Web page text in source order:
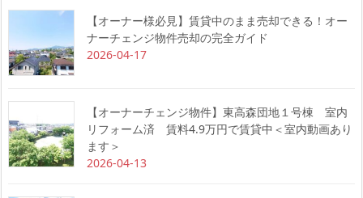
【オーナー様必見】賃貸中のまま売却できる！オー
ナーチェンジ物件売却の完全ガイド
2026-04-17
【オーナーチェンジ物件】東高森団地１号棟 室内
リフォーム済 賃料4.9万円で賃貸中＜室内動画あり
ます＞
2026-04-13